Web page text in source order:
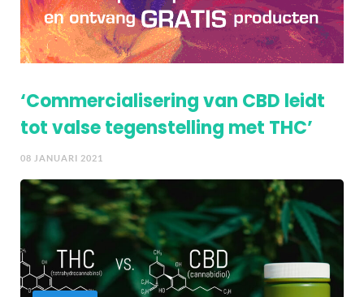
‘Commercialisering van CBD leidt
tot valse tegenstelling met THC’
08 JANUARI 2021